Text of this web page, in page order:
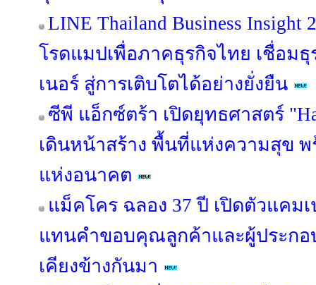
LINE Thailand Business Insight
โรดแมปเพื่อภาคธุรกิจไทย เชื่อม
เนอร์ สู่การเติบโตได้อย่างยั่งยืน
ซีพี แอ็กซ์ตร้า เปิดยุทธศาสตร์
เดินหน้าสร้าง พื้นที่แห่งความสุข
แห่งอนาคต
แม็คโคร ฉลอง 37 ปี เปิดตัวแคม
แทนคำขอบคุณลูกค้าและผู้ประกอ
เคียงข้างกันมา